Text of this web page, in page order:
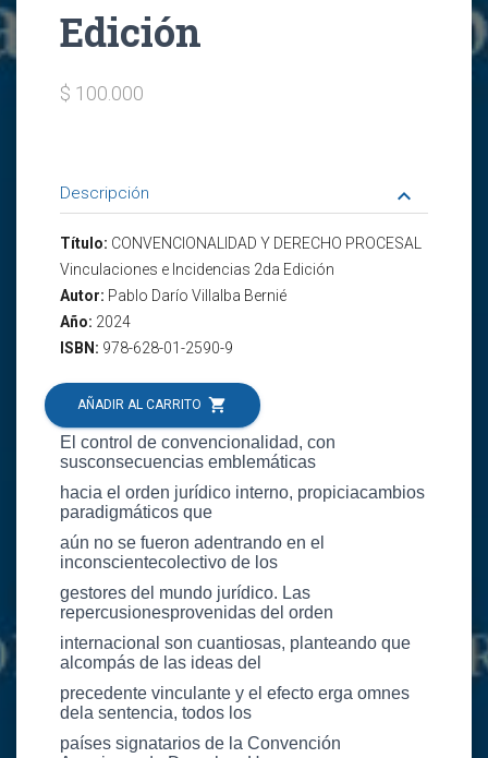
Edición
$ 100.000
Descripción keyboard_arrow_down
Título: CONVENCIONALIDAD Y DERECHO PROCESAL
Vinculaciones e Incidencias 2da Edición
Autor: Pablo Darío Villalba Bernié
Año: 2024
ISBN: 978-628-01-2590-9
AÑADIR AL CARRITO shopping_cart
El control de convencionalidad, con
susconsecuencias emblemáticas
hacia el orden jurídico interno, propiciacambios
paradigmáticos que
aún no se fueron adentrando en el
inconscientecolectivo de los
gestores del mundo jurídico. Las
repercusionesprovenidas del orden
internacional son cuantiosas, planteando que
alcompás de las ideas del
precedente vinculante y el efecto erga omnes
dela sentencia, todos los
países signatarios de la Convención